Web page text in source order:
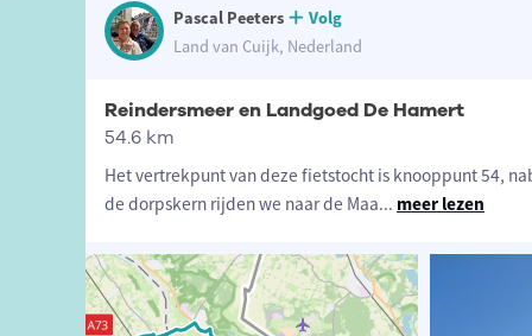
Pascal Peeters
Volg
Land van Cuijk, Nederland
Reindersmeer en Landgoed De Hamert
54.6 km
Het vertrekpunt van deze fietstocht is knooppunt 54,
de dorpskern rijden we naar de Maa... meer lezen